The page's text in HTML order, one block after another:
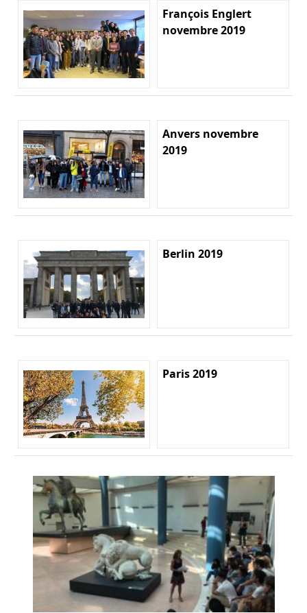
François Englert
novembre 2019
Anvers novembre
2019
Berlin 2019
Paris 2019